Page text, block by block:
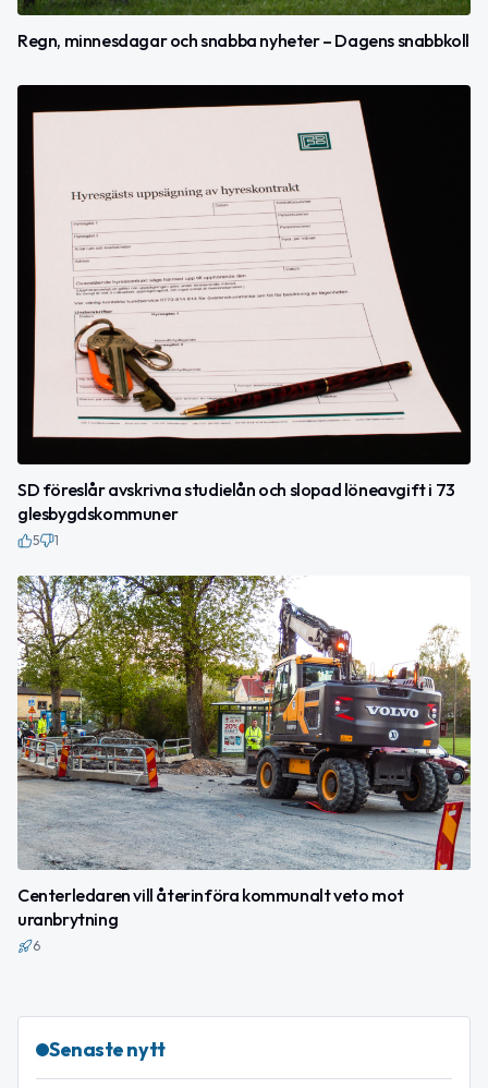
Regn, minnesdagar och snabba nyheter – Dagens snabbkoll
SD föreslår avskrivna studielån och slopad löneavgift i 73
glesbygdskommuner
5 1
Centerledaren vill återinföra kommunalt veto mot
uranbrytning
6
Senaste nytt